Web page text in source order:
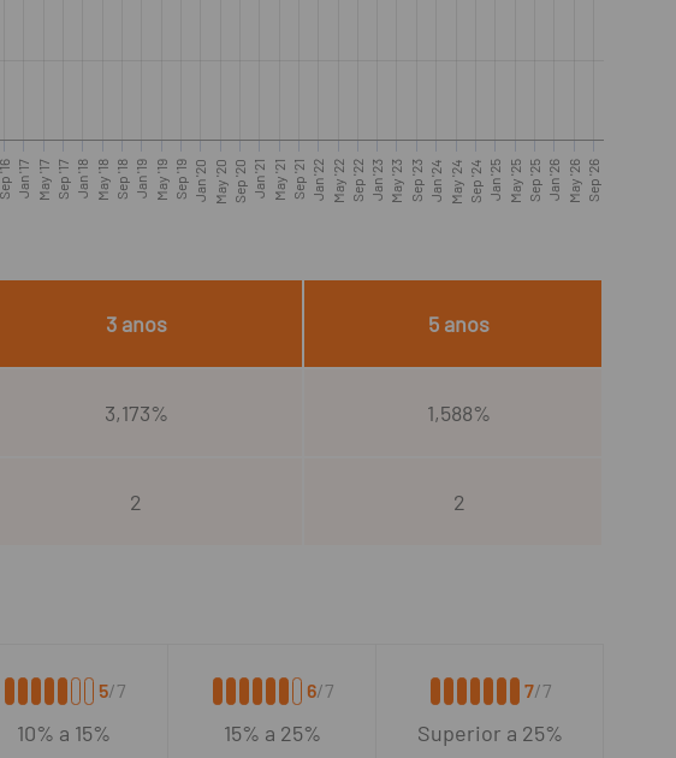
Sep '16Jan '17 May '17Sep '17Jan '18 May '18Sep '18Jan '19 May '19Sep '19Jan '20 May '20Sep '20Jan '21 May '21Sep '21Jan '22 May '22Sep '22Jan '23 May '23Sep '23Jan '24 May '24Sep '24Jan '25 May '25Sep '25Jan '26 May '26Sep '26
3 anos 5 anos
3,173% 1,588%
2 2
5/7
10% a 15%
6/7
15% a 25%
7/7
Superior a 25%